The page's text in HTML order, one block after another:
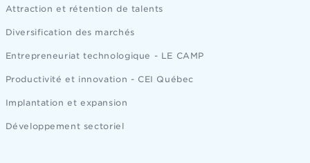
Attraction et rétention de talents
Diversification des marchés
Entrepreneuriat technologique - LE CAMP
Productivité et innovation - CEI Québec
Implantation et expansion
Développement sectoriel